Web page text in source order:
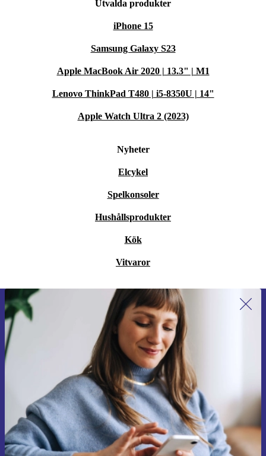
Utvalda produkter
iPhone 15
Samsung Galaxy S23
Apple MacBook Air 2020 | 13.3" | M1
Lenovo ThinkPad T480 | i5-8350U | 14"
Apple Watch Ultra 2 (2023)
Nyheter
Elcykel
Spelkonsoler
Hushållsprodukter
Kök
Vitvaror
Anmäl dig till vårt nyhetsbrev för
första gången och spara 200 kr!
Missa aldrig ett erbjudande igen.
Begär kupong
Information om användningen av personuppgifter finns i vår
Integritetspolicy